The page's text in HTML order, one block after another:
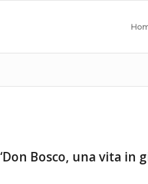
“Don Bosco, una vita